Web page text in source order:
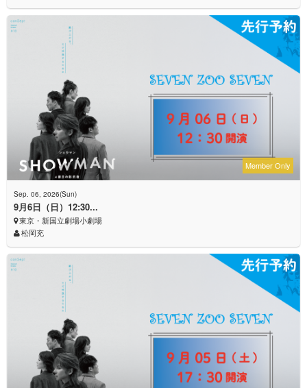
Member Only
Sep. 06, 2026(Sun)
9月6日（日）12:30...
東京・新国立劇場小劇場
松岡充